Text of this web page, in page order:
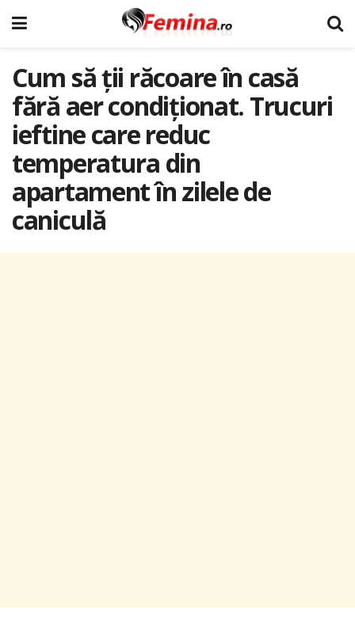
Cum să ții răcoare în casă
fără aer condiționat. Trucuri
ieftine care reduc
temperatura din
apartament în zilele de
caniculă